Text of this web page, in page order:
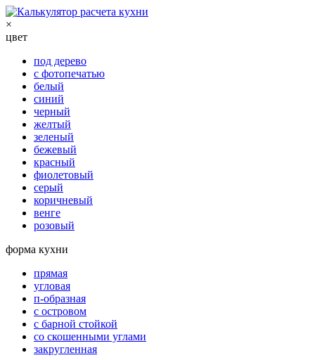
×
цвет
под дерево
с фотопечатью
белый
синий
черный
желтый
зеленый
бежевый
красный
фиолетовый
серый
коричневый
венге
розовый
форма кухни
прямая
угловая
п-образная
с островом
с барной стойкой
со скошенными углами
закругленная